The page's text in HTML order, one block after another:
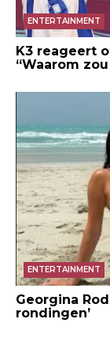
ENTERTAINMENT
K3 reageert
“Waarom
ENTERTAINMENT
Georgina
rondingen’